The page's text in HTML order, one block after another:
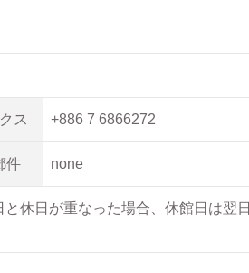
ス +886 7 6866272
件 none
休日が重なった場合、休館日は翌日